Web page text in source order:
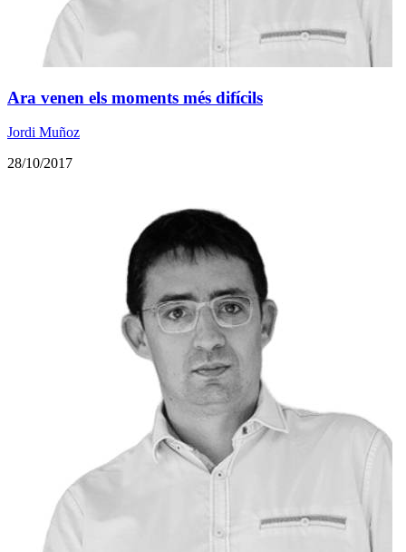
Ara venen els moments més difícils
Jordi Muñoz
28/10/2017